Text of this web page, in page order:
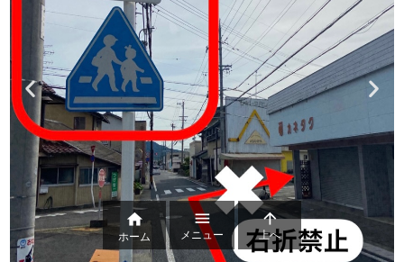

ホーム

メニュー

上へ